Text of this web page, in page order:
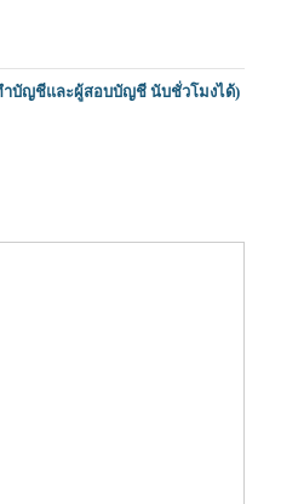
บัญชีและผู้สอบบัญชี นับชั่วโมงได้)